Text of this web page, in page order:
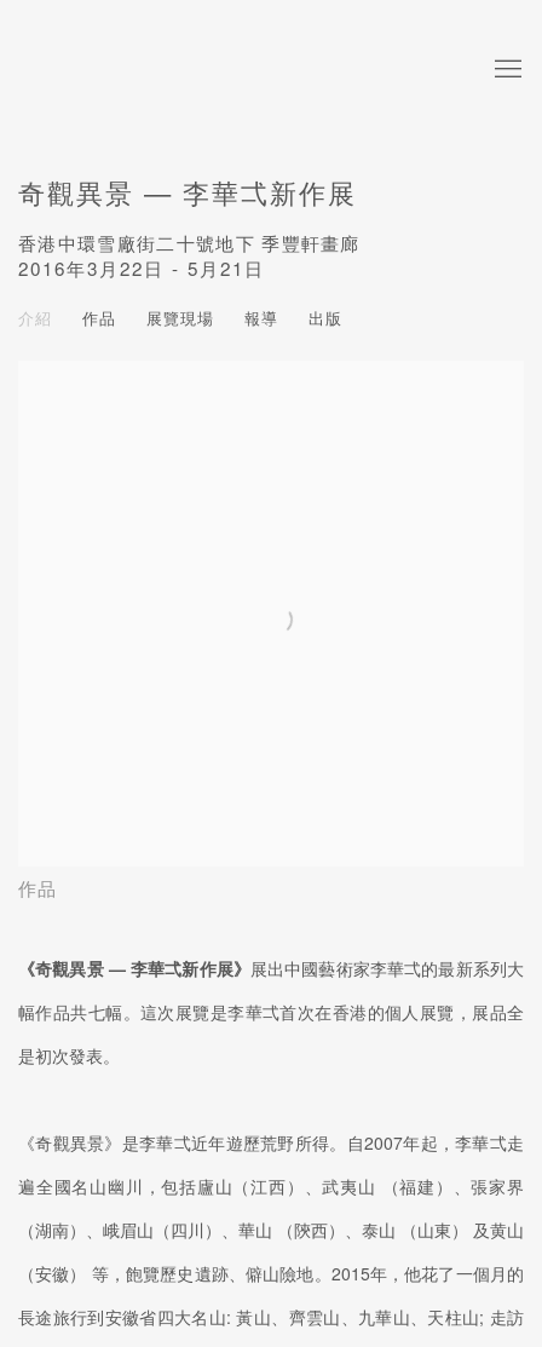
奇觀異景 — 李華弌新作展
香港中環雪廠街二十號地下 季豐軒畫廊
2016年3月22日 - 5月21日
介紹 作品 展覽現場 報導 出版
作品
《奇觀異景 — 李華弌新作展》 展出中國藝術家李華弌的最新系列大
幅作品共七幅。這次展覽是李華弌首次在香港的個人展覽，展品全
是初次發表。
《奇觀異景》是李華弌近年遊歷荒野所得。自2007年起，李華弌走
遍全國名山幽川，包括廬山（江西）、武夷山 （福建）、張家界
（湖南）、峨眉山（四川）、華山 （陝西）、泰山 （山東） 及黄山
（安徽） 等，飽覽歷史遺跡、僻山險地。2015年，他花了一個月的
長途旅行到安徽省四大名山: 黃山、齊雲山、九華山、天柱山; 走訪